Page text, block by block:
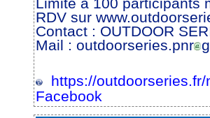
Limité à 100 participants
RDV sur
Contact : OUTDOOR
Mail : outdoorseries.pnr
https://outdoorseries.fr/
Facebook